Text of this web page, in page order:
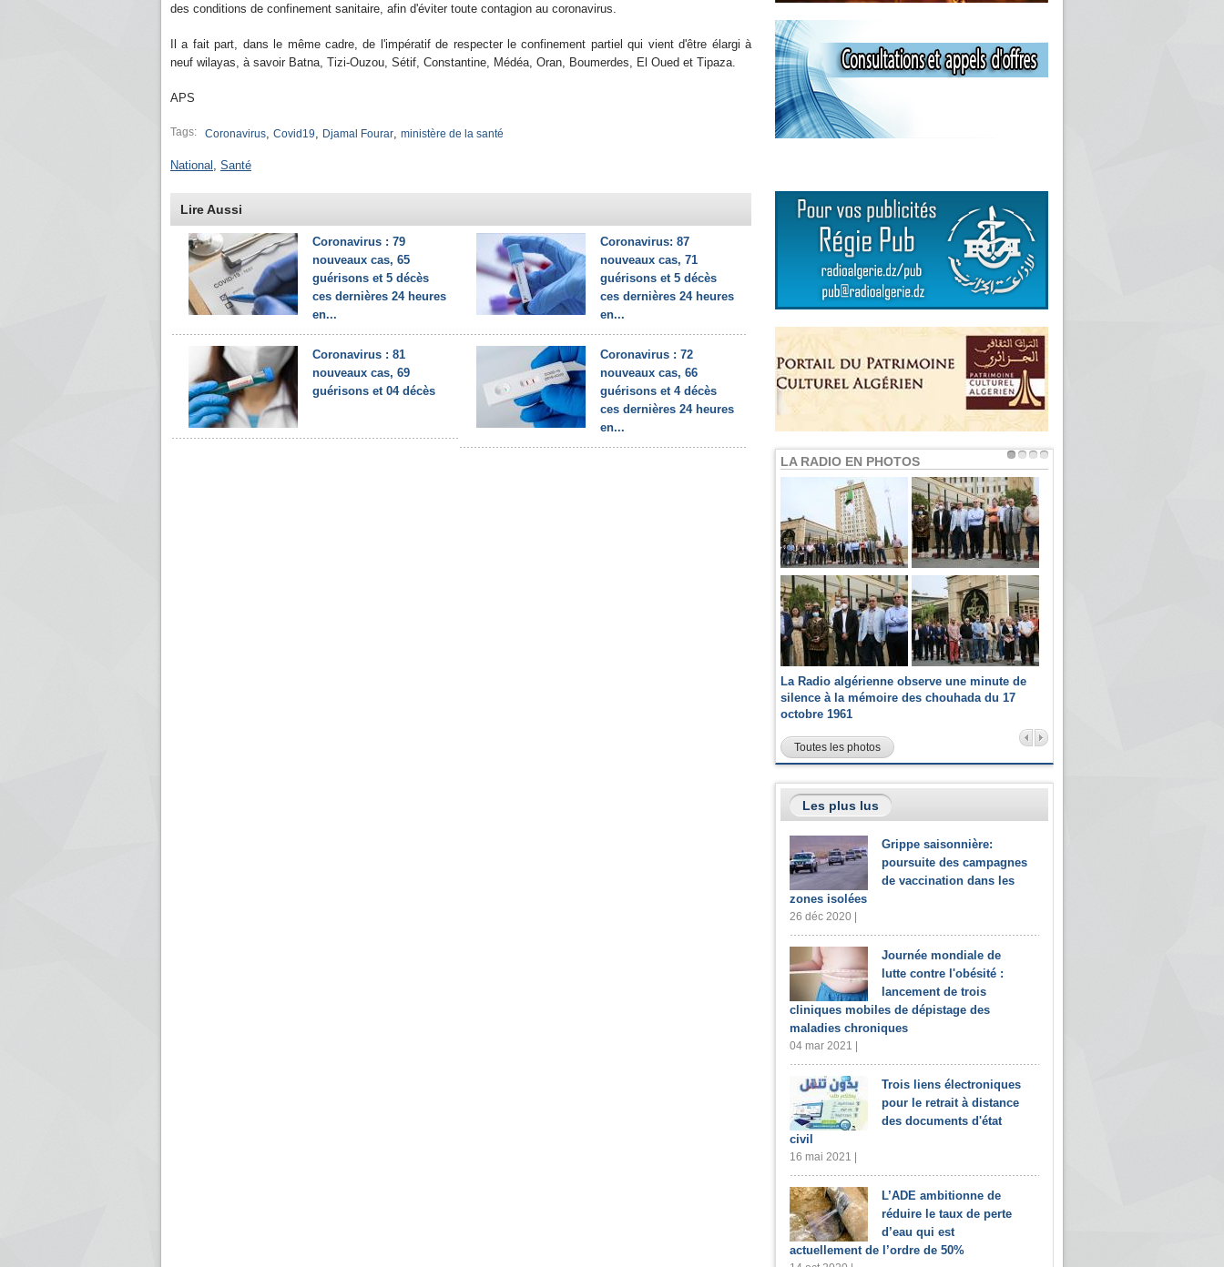
des conditions de confinement sanitaire, afin d'éviter toute contagion au coronavirus.
Il a fait part, dans le même cadre, de l'impératif de respecter le confinement partiel qui vient d'être élargi à
neuf wilayas, à savoir Batna, Tizi-Ouzou, Sétif, Constantine, Médéa, Oran, Boumerdes, El Oued et Tipaza.
APS
Tags: Coronavirus, Covid19, Djamal Fourar, ministère de la santé
National , Santé
Lire Aussi
Coronavirus : 79
nouveaux cas, 65
guérisons et 5 décès
ces dernières 24 heures
en...
Coronavirus: 87
nouveaux cas, 71
guérisons et 5 décès
ces dernières 24 heures
en...
Coronavirus : 81
nouveaux cas, 69
guérisons et 04 décès
Coronavirus : 72
nouveaux cas, 66
guérisons et 4 décès
ces dernières 24 heures
en...
LA RADIO EN PHOTOS
La Radio algérienne observe une minute de
silence à la mémoire des chouhada du 17
octobre 1961
Toutes les photos
Les plus lus
Grippe saisonnière:
poursuite des campagnes
de vaccination dans les
zones isolées
26 déc 2020 |
Journée mondiale de
lutte contre l'obésité :
lancement de trois
cliniques mobiles de dépistage des
maladies chroniques
04 mar 2021 |
Trois liens électroniques
pour le retrait à distance
des documents d'état
civil
16 mai 2021 |
L’ADE ambitionne de
réduire le taux de perte
d’eau qui est
actuellement de l’ordre de 50%